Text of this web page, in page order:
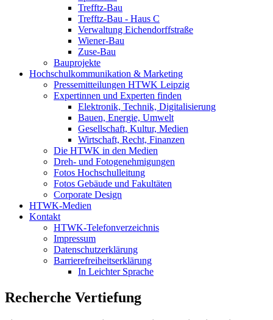
Trefftz-Bau
Trefftz-Bau - Haus C
Verwaltung Eichendorffstraße
Wiener-Bau
Zuse-Bau
Bauprojekte
Hochschulkommunikation & Marketing
Pressemitteilungen HTWK Leipzig
Expertinnen und Experten finden
Elektronik, Technik, Digitalisierung
Bauen, Energie, Umwelt
Gesellschaft, Kultur, Medien
Wirtschaft, Recht, Finanzen
Die HTWK in den Medien
Dreh- und Fotogenehmigungen
Fotos Hochschulleitung
Fotos Gebäude und Fakultäten
Corporate Design
HTWK-Medien
Kontakt
HTWK-Telefonverzeichnis
Impressum
Datenschutzerklärung
Barrierefreiheitserklärung
In Leichter Sprache
Recherche Vertiefung